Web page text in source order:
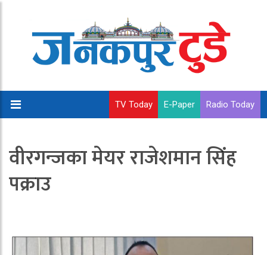
TV Today E-Paper Radio Today
वीरगन्जका मेयर राजेशमान सिंह
पक्राउ